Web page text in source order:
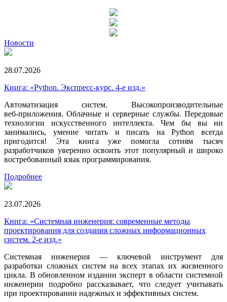
Новости
28.07.2026
Книга: «Python. Экспресс‑курс. 4-е изд.»
Автоматизация систем. Высокопроизводительные
веб‑приложения. Облачные и серверные службы. Передовые
технологии искусственного интеллекта. Чем бы вы ни
занимались, умение читать и писать на Python всегда
пригодится! Эта книга уже помогла сотням тысяч
разработчиков уверенно освоить этот популярный и широко
востребованный язык программирования.
Подробнее
23.07.2026
Книга: «Системная инженерия: современные методы
проектирования для создания сложных информационных
систем. 2-е изд.»
Системная инженерия — ключевой инструмент для
разработки сложных систем на всех этапах их жизненного
цикла. В обновленном издании эксперт в области системной
инженерии подробно рассказывает, что следует учитывать
при проектировании надежных и эффективных систем.